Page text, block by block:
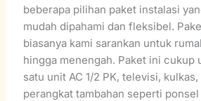
beberapa pilihan paket instalasi
mudah dipahami dan fleksibel.
biasanya kami sarankan untuk
hingga menengah. Paket ini cukup
satu unit AC 1/2 PK, televisi,
perangkat tambahan seperti ponsel